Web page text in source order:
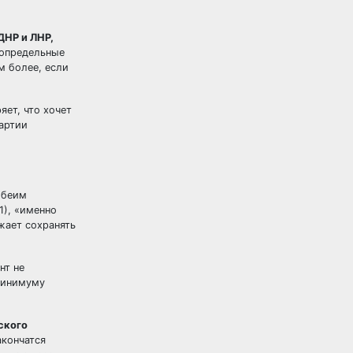
и ЛНР,
более, если
что хочет
«именно
сохранять
не